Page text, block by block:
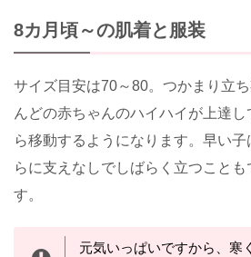
8カ月頃～の肌着と服装
サイズ目安は70～80。つかまり立
んどの赤ちゃんのハイハイが上達
ら移動するようになります。早い
らに支えなしでしばらく立つことも
す。
元気いっぱいですから、寒